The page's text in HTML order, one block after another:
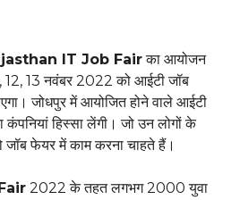
IT Job Fairका आयोजन
12, 13 नवंबर 2022 को आईटी जॉब
जोधपुर में आयोजित होने वाले आईटी
हिस्सा लेंगी। जो उन लोगों के
जॉब फेयर में काम करना चाहते हैं।
2022 के तहत लगभग 2000 युवा